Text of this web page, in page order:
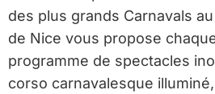
des plus grands Carnavals
de Nice vous propose
programme de spectacles
corso carnavalesque